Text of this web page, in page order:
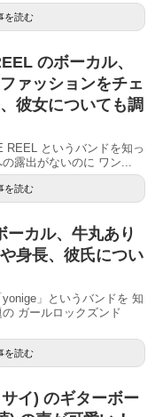
を読む
のボーカル、
ァッションをチェ
彼女についても調
REEL というバンドを知っ
露出がないのに ワン...
を読む
カル、牛丸あり
身長、彼氏につい
」というバンドを 知
ガールロックズンド
を読む
イ) のギターボー